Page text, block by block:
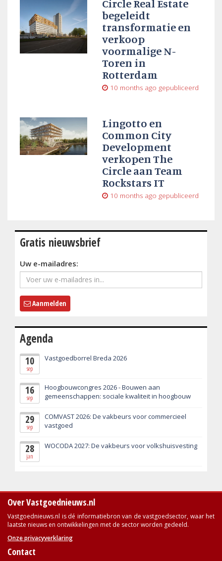
Circle Real Estate
begeleidt
transformatie en
verkoop
voormalige N-
Toren in
Rotterdam
10 months ago gepubliceerd
Lingotto en
Common City
Development
verkopen The
Circle aan Team
Rockstars IT
10 months ago gepubliceerd
Gratis nieuwsbrief
Uw e-mailadres:
Aanmelden
Agenda
10
sep
Vastgoedborrel Breda 2026
16
sep
Hoogbouwcongres 2026 - Bouwen aan
gemeenschappen: sociale kwaliteit in hoogbouw
29
sep
COMVAST 2026: De vakbeurs voor commercieel
vastgoed
28
jan
WOCODA 2027: De vakbeurs voor volkshuisvesting
Over Vastgoednieuws.nl
Vastgoednieuws.nl is dé informatiebron van de vastgoedsector, waar het
laatste nieuws en ontwikkelingen met de sector worden gedeeld.
Onze privacyverklaring
Contact